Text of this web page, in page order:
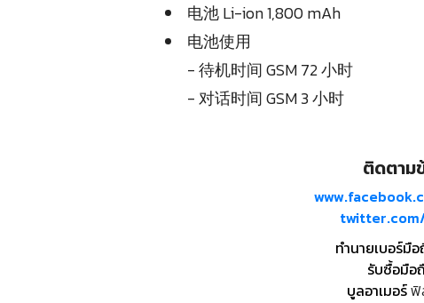
电池 Li-ion 1,800 mAh
电池使用
- 待机时间 GSM 72 小时
- 对话时间 GSM 3 小时
ติดตาม
ทำนายเบอร์มื
รับซื้อมือ
บูลอาเมอร์ฟิ